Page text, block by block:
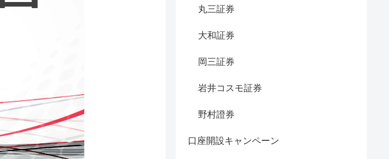
丸三証券
大和証券
岡三証券
岩井コスモ証券
野村證券
口座開設キャンペーン